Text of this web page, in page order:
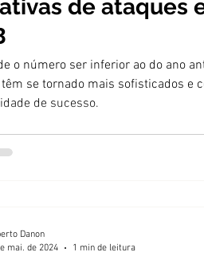
de ataques
o número ser inferior ao do ano
se tornado mais sofisticados e
de sucesso.
Danon
mai. de 2024
1 min de leitura